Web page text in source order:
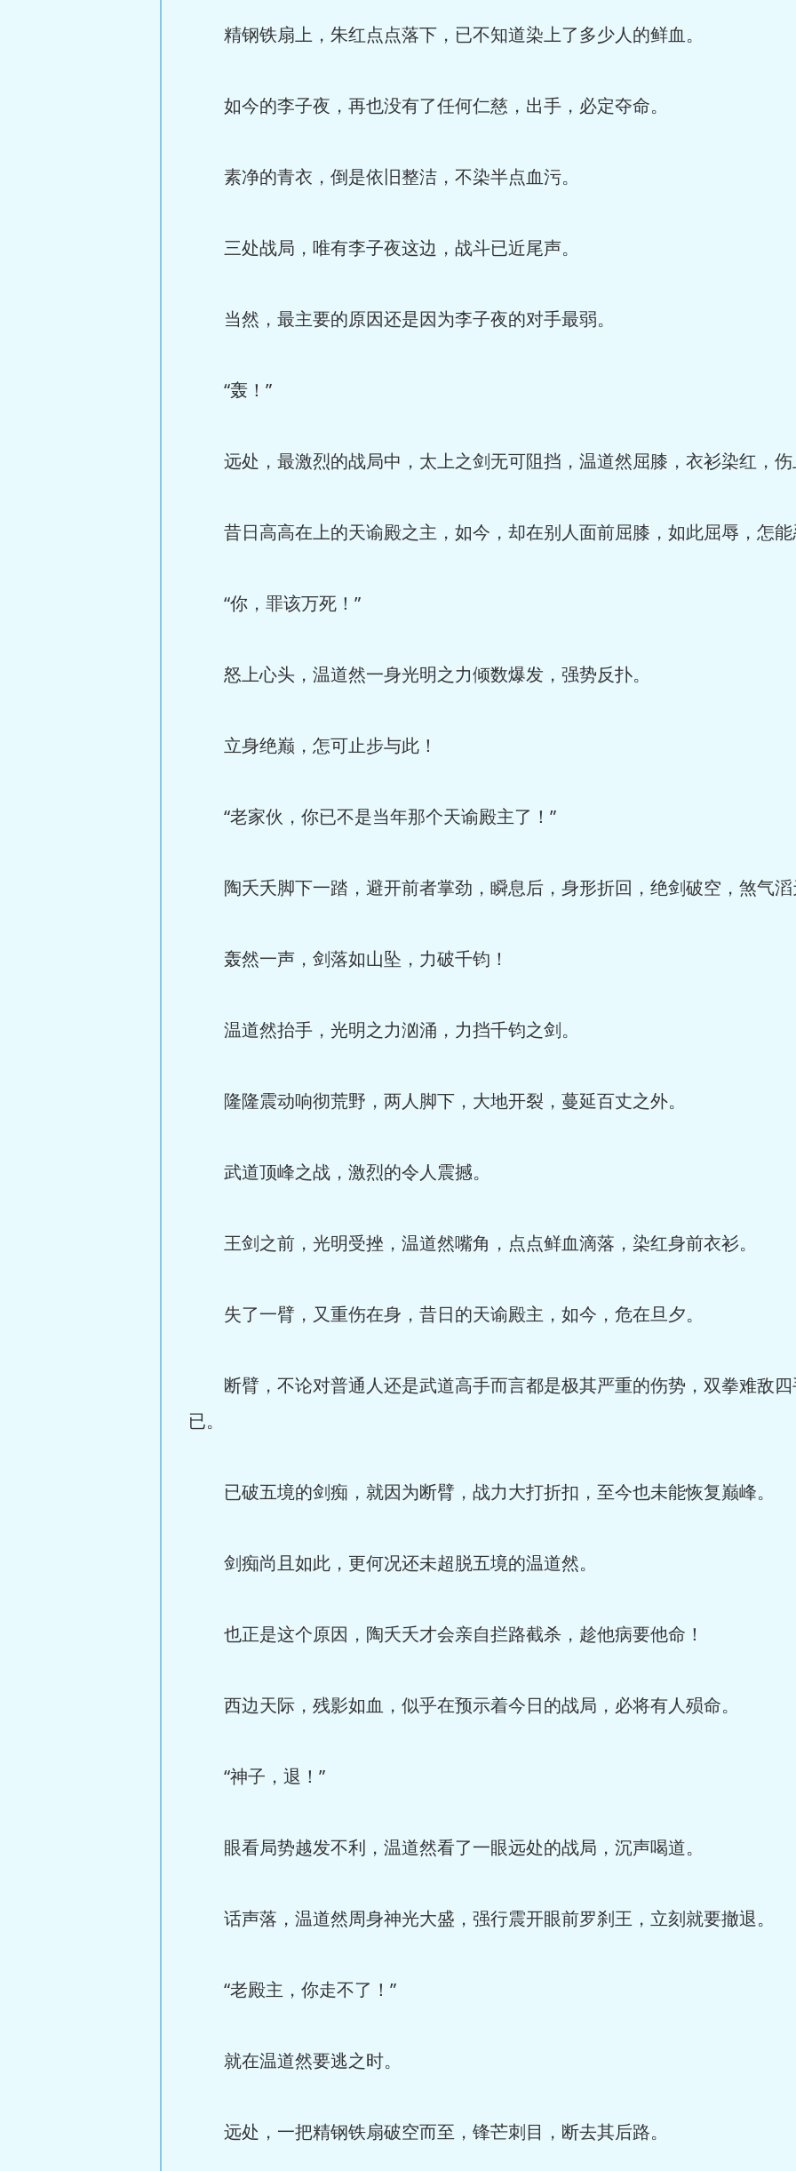
精钢铁扇上，朱红点点落下，已不知道染上了多少人的鲜血。
如今的李子夜，再也没有了任何仁慈，出手，必定夺命。
素净的青衣，倒是依旧整洁，不染半点血污。
三处战局，唯有李子夜这边，战斗已近尾声。
当然，最主要的原因还是因为李子夜的对手最弱。
“轰！”
远处，最激烈的战局中，太上之剑无可阻挡，温道然屈膝，衣衫染红，伤
昔日高高在上的天谕殿之主，如今，却在别人面前屈膝，如此屈辱，怎能
“你，罪该万死！”
怒上心头，温道然一身光明之力倾数爆发，强势反扑。
立身绝巅，怎可止步与此！
“老家伙，你已不是当年那个天谕殿主了！”
陶夭夭脚下一踏，避开前者掌劲，瞬息后，身形折回，绝剑破空，煞气滔
轰然一声，剑落如山坠，力破千钧！
温道然抬手，光明之力汹涌，力挡千钧之剑。
隆隆震动响彻荒野，两人脚下，大地开裂，蔓延百丈之外。
武道顶峰之战，激烈的令人震撼。
王剑之前，光明受挫，温道然嘴角，点点鲜血滴落，染红身前衣衫。
失了一臂，又重伤在身，昔日的天谕殿主，如今，危在旦夕。
断臂，不论对普通人还是武道高手而言都是极其严重的伤势，双拳难敌四
已。
已破五境的剑痴，就因为断臂，战力大打折扣，至今也未能恢复巅峰。
剑痴尚且如此，更何况还未超脱五境的温道然。
也正是这个原因，陶夭夭才会亲自拦路截杀，趁他病要他命！
西边天际，残影如血，似乎在预示着今日的战局，必将有人殒命。
“神子，退！”
眼看局势越发不利，温道然看了一眼远处的战局，沉声喝道。
话声落，温道然周身神光大盛，强行震开眼前罗刹王，立刻就要撤退。
“老殿主，你走不了！”
就在温道然要逃之时。
远处，一把精钢铁扇破空而至，锋芒刺目，断去其后路。